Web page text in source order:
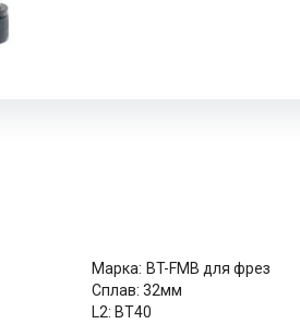
Марка: BT-FMB для фрез
Сплав: 32мм
L2: BT40